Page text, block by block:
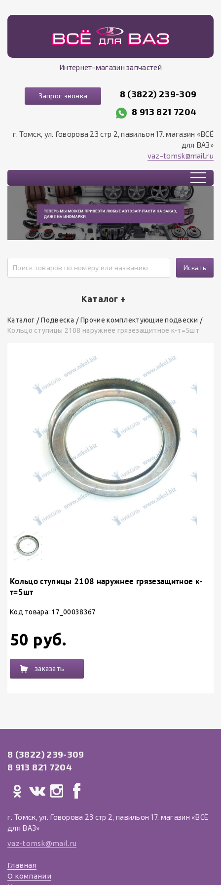
Интернет-магазин запчастей
Запрос звонка
8 (3822) 239-309
8 913 821 7204
г. Томск, ул. Говорова 23 стр 2, павильон 17. магазин «ВСЁ
для ВАЗ»
vaz-tomsk@mail.ru
Искать
Каталог +
Каталог Подвеска
Прочие комплектующие подвески
Кольцо ступицы 2108 наружнее грязезащитное к-т=5шт
Кольцо ступицы 2108 наружнее грязезащитное к-
т=5шт
Код товара: 17_00038367
50 руб.
заказать
8 (3822) 239-309
8 913 821 7204
г. Томск, ул. Говорова 23 стр 2, павильон 17. магазин «ВСЁ
для ВАЗ»
vaz-tomsk@mail.ru
Главная
О компании